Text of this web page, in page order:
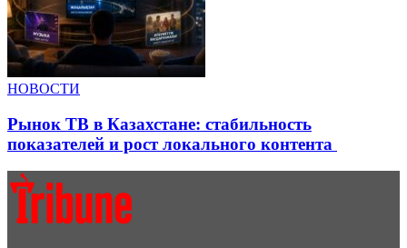
НОВОСТИ
Рынок ТВ в Казахстане: стабильность
показателей и рост локального контента